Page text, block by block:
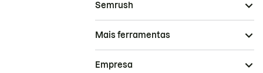
Semrush
Mais ferramentas
Empresa